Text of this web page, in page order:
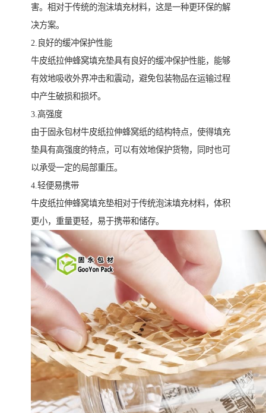
害。相对于传统的泡沫填充材料，这是一种更环保的解
决方案。
2.良好的缓冲保护性能
牛皮纸拉伸蜂窝填充垫具有良好的缓冲保护性能，能够
有效地吸收外界冲击和震动，避免包装物品在运输过程
中产生破损和损坏。
3.高强度
由于固永包材牛皮纸拉伸蜂窝纸的结构特点，使得填充
垫具有高强度的特点，可以有效地保护货物，同时也可
以承受一定的局部重压。
4.轻便易携带
牛皮纸拉伸蜂窝填充垫相对于传统泡沫填充材料，体积
更小，重量更轻，易于携带和储存。